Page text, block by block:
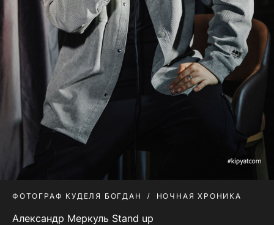
ФОТОГРАФ КУДЕЛЯ БОГДАН НОЧНАЯ ХРОНИКА
Александр Меркуль Stand up